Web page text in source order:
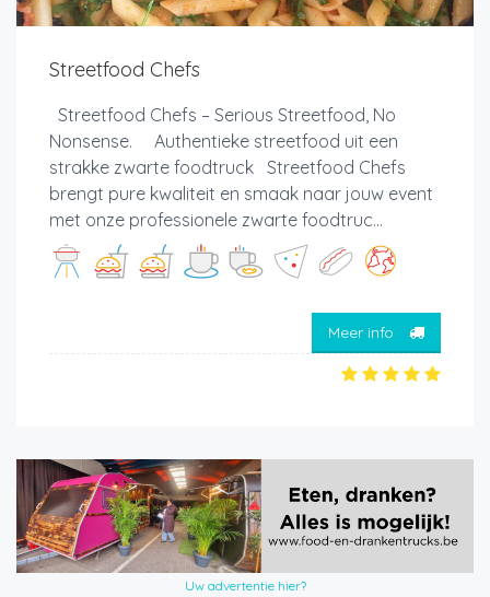
Streetfood Chefs
Streetfood Chefs – Serious Streetfood, No
Nonsense. Authentieke streetfood uit een
strakke zwarte foodtruck Streetfood Chefs
brengt pure kwaliteit en smaak naar jouw event
met onze professionele zwarte foodtruc...
Meer info
Uw advertentie hier?